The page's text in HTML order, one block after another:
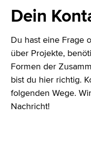
Dein
Du hast eine Frage
über Projekte,
Formen der
bist du hier richtig.
folgenden Wege.
Nachricht!